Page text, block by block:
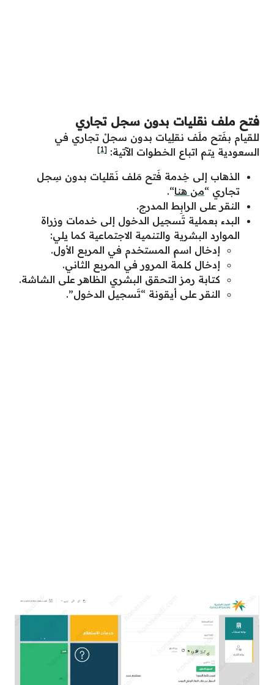
فتح ملف نقليات بدون سجل تجاري
للقيام بفَتح ملَف نقلِيات بدون سجلْ تجاري في
السعودية يتم اتباع الخطوات الآتية: [1]
الذهاب إلى خِدمة فَتح مَلف نَقليات بدون سِجل
تجاري “من هنا“.
النقر على الرابِط المدرج.
البدء بعملية تَسجيل الدخول إلى خدمات وزراة
الموارد البشرية والتنمية الاجتماعية كما يلي:
إدخال اسم المستخدم في المربع الأول.
إدخال كلمة المرور في المربع الثاني.
كتابة رمز التحقق البشري الظاهر على الشاشة.
النقر على أيقونة “تَسجيل الدخول”.